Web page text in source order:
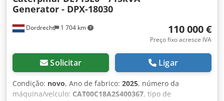
Dordrecht 1 704 km
Generator - DPX-18030
110 000 €
Preço fixo acresce IVA
Solicitar Ligar
Condição: novo, Ano de fabrico: 2025, número da
máquina/veículo: CAT00C18A2S400367, tipo de